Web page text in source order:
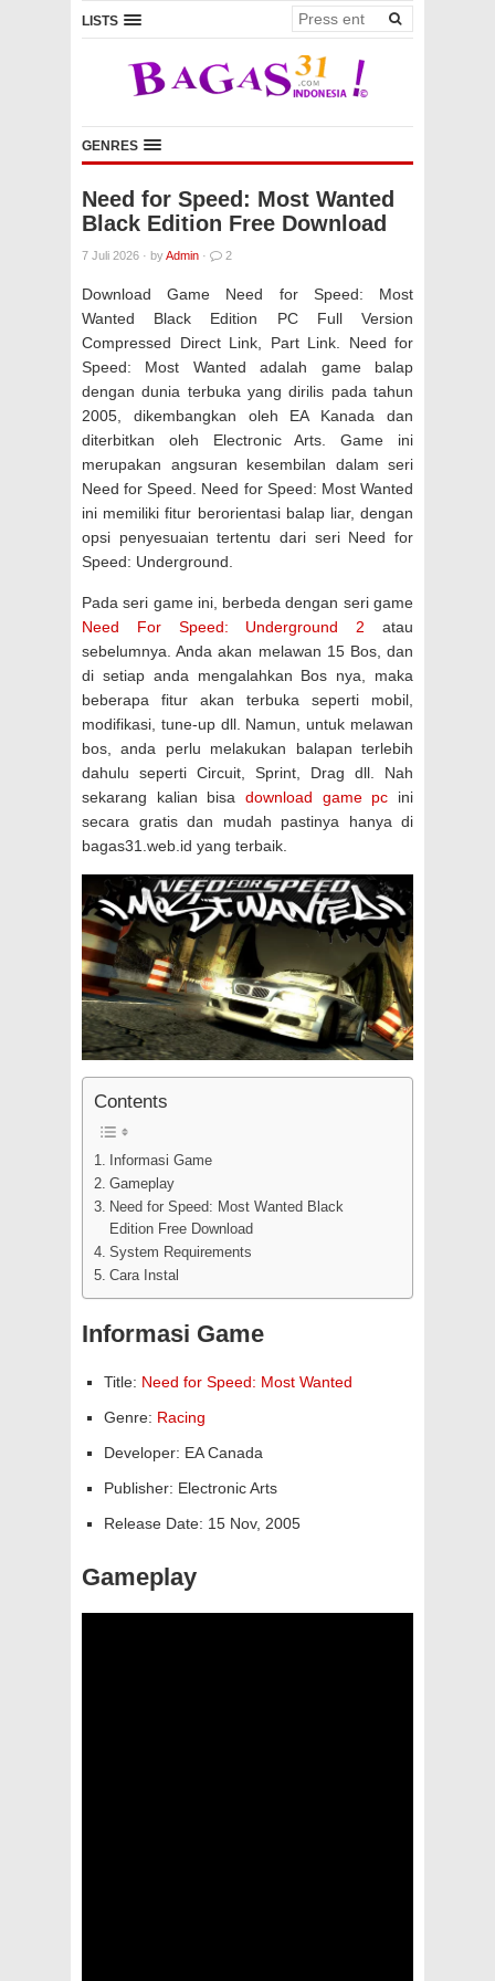
LISTS
GENRES
Need for Speed: Most Wanted
Black Edition Free Download
7 Juli 2026 · byAdmin · 2
Download Game Need for Speed: Most
Wanted Black Edition PC Full Version
Compressed Direct Link, Part Link. Need for
Speed: Most Wanted adalah game balap
dengan dunia terbuka yang dirilis pada tahun
2005, dikembangkan oleh EA Kanada dan
diterbitkan oleh Electronic Arts. Game ini
merupakan angsuran kesembilan dalam seri
Need for Speed. Need for Speed: Most Wanted
ini memiliki fitur berorientasi balap liar, dengan
opsi penyesuaian tertentu dari seri Need for
Speed: Underground.
Pada seri game ini, berbeda dengan seri game
Need For Speed: Underground 2 atau
sebelumnya. Anda akan melawan 15 Bos, dan
di setiap anda mengalahkan Bos nya, maka
beberapa fitur akan terbuka seperti mobil,
modifikasi, tune-up dll. Namun, untuk melawan
bos, anda perlu melakukan balapan terlebih
dahulu seperti Circuit, Sprint, Drag dll. Nah
sekarang kalian bisa download game pc ini
secara gratis dan mudah pastinya hanya di
bagas31.web.id yang terbaik.
Contents
Informasi Game
Gameplay
Need for Speed: Most Wanted Black
Edition Free Download
System Requirements
Cara Instal
Informasi Game
Title: Need for Speed: Most Wanted
Genre: Racing
Developer: EA Canada
Publisher: Electronic Arts
Release Date: 15 Nov, 2005
Gameplay